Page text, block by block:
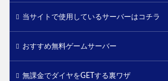
当サイトで使用しているサーバーはコチラ
おすすめ無料ゲームサーバー
無課金でダイヤをGETする裏ワザ